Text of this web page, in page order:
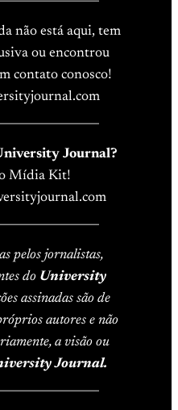
não está aqui, tem
ou encontrou
contato conosco!
Journal?
Mídia Kit!
pelos jornalistas,
do University
assinadas são de
autores e não
a visão ou
Journal.